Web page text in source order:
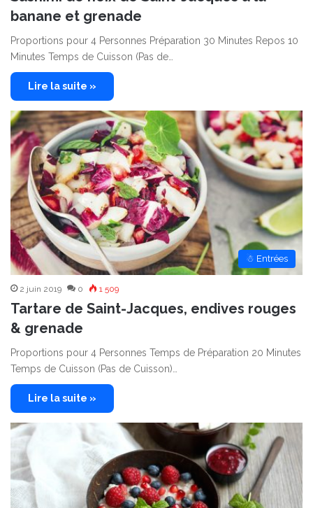
banane et grenade
Proportions pour 4 Personnes Préparation 30 Minutes Repos 10
Minutes Temps de Cuisson (Pas de…
Lire la suite »
☃ Entrées
2 juin 2019 0 1 509
Tartare de Saint-Jacques, endives rouges
& grenade
Proportions pour 4 Personnes Temps de Préparation 20 Minutes
Temps de Cuisson (Pas de Cuisson)…
Lire la suite »